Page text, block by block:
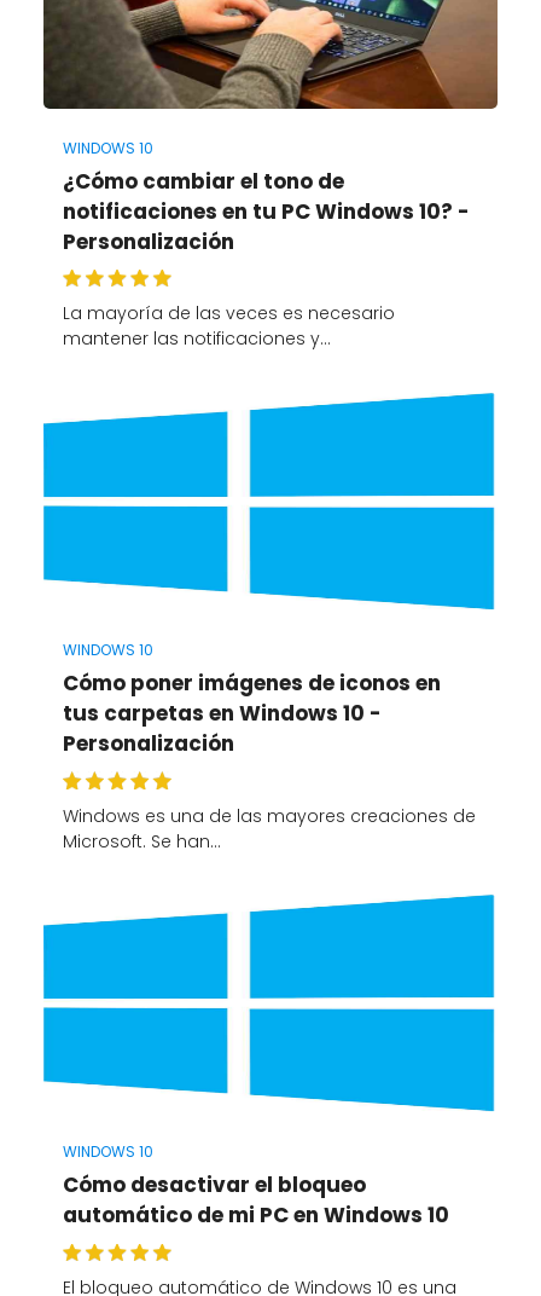
WINDOWS 10
¿Cómo cambiar el tono de
notificaciones en tu PC Windows 10? -
Personalización
La mayoría de las veces es necesario
mantener las notificaciones y…
WINDOWS 10
Cómo poner imágenes de iconos en
tus carpetas en Windows 10 -
Personalización
Windows es una de las mayores creaciones de
Microsoft. Se han…
WINDOWS 10
Cómo desactivar el bloqueo
automático de mi PC en Windows 10
El bloqueo automático de Windows 10 es una